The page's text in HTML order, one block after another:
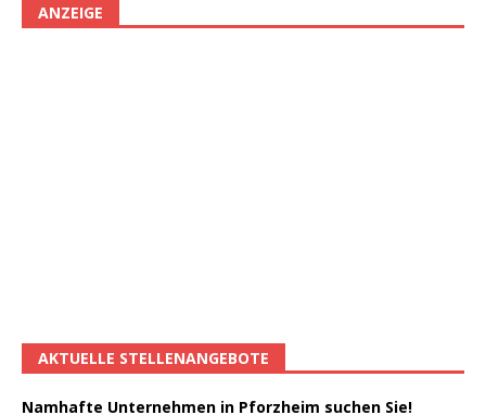
ANZEIGE
AKTUELLE STELLENANGEBOTE
Namhafte Unternehmen in Pforzheim suchen Sie!